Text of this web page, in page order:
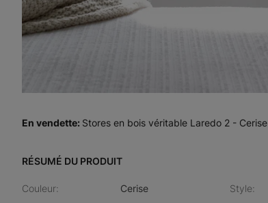
En vendette: Stores en bois véritable Laredo 2 - Cerise
RÉSUMÉ DU PRODUIT
Couleur: Cerise Style: